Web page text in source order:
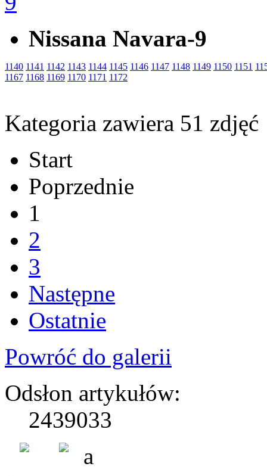
Nissana Navara-9
1140 1141 1142 1143 1144 1145 1146 1147 1148 1149 1150 1151
1167 1168 1169 1170 1171 1172
Kategoria zawiera 51 zdjęć
Start
Poprzednie
1
2
3
Następne
Ostatnie
Powróć do galerii
Odsłon artykułów:
2439033
a